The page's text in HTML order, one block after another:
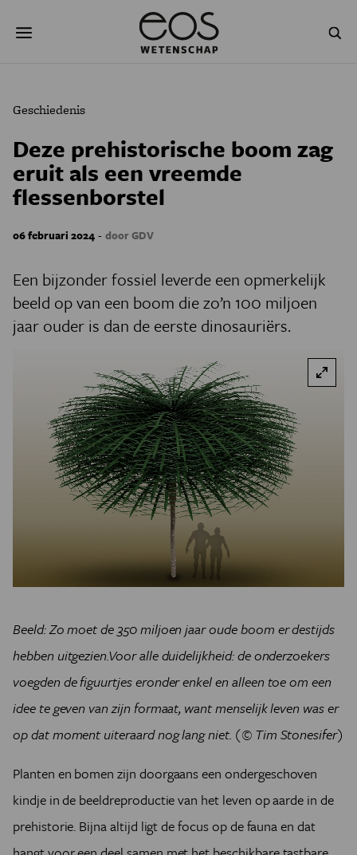
naar
NATUURWETENSCHAPPEN
PSYCHE & BREIN
PODCAST
JONGE UITDAGERS
Geschiedenis
Deze prehistorische boom zag
eruit als een vreemde
flessenborstel
06 februari 2024 - door GDV
Een bijzonder fossiel leverde een opmerkelijk
beeld op van een boom die zo’n 100 miljoen
jaar ouder is dan de eerste dinosauriërs.
Beeld: Zo moet de 350 miljoen jaar oude boom er destijds
hebben uitgezien.Voor alle duidelijkheid: de onderzoekers
voegden de figuurtjes eronder enkel en alleen toe om een
idee te geven van zijn formaat, want menselijk leven was er
op dat moment uiteraard nog lang niet. (© Tim Stonesifer)
Planten en bomen zijn doorgaans een ondergeschoven
kindje in de beeldreproductie van het leven op aarde in de
prehistorie. Bijna altijd ligt de focus op de fauna en dat